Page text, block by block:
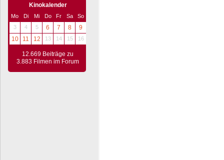
Kinokalender
Mo Di Mi Do Fr Sa
So
3
4 5 6 7 8
9
10
11 12 13 14 15 16
12.669 Beiträge zu
3.883 Filmen im Forum